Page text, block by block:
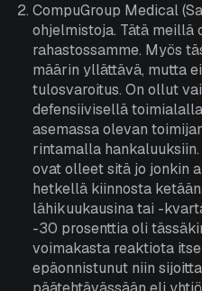
CompuGroup Medical
ohjelmistoja. Tätä meillä
rahastossamme. Myös
määrin yllättävä, mutta
tulosvaroitus. On ollut
defensiivisellä
asemassa olevan
rintamalla
ovat olleet sitä jo jonkin
hetkellä kiinnosta
lähikuukausina tai -
-30 prosenttia oli
voimakasta reaktiota
epäonnistunut niin